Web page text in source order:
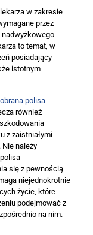
w zakresie
przez
to temat, w
posiadający
istotnym
polisa
również
z zaistniałymi
należy
się z pewnością
niejednokrotnie
życie, które
podejmować z
na nim.